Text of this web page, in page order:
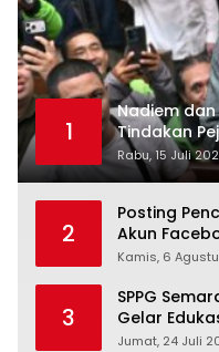
1
Nadiem
Tindakan
Rabu, 15 Juli
2
Posting
Akun
Rembang
Kamis, 6
3
SPPG
Gelar
Peringati
Jumat, 24 Juli